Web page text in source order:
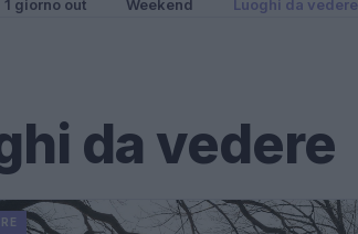
1 giorno out Weekend Luoghi da vedere
da vedere